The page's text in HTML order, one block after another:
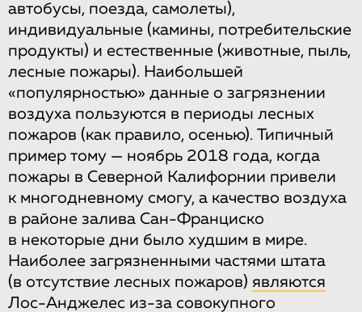
автобусы, поезда, самолеты),
индивидуальные (камины, потребительские
продукты) и естественные (животные, пыль,
лесные пожары). Наибольшей
«популярностью» данные о загрязнении
воздуха пользуются в периоды лесных
пожаров (как правило, осенью). Типичный
пример тому — ноябрь 2018 года, когда
пожары в Северной Калифорнии привели
к многодневному смогу, а качество воздуха
в районе залива Сан-Франциско
в некоторые дни было худшим в мире.
Наиболее загрязненными частями штата
(в отсутствие лесных пожаров) являются
Лос-Анджелес из-за совокупного